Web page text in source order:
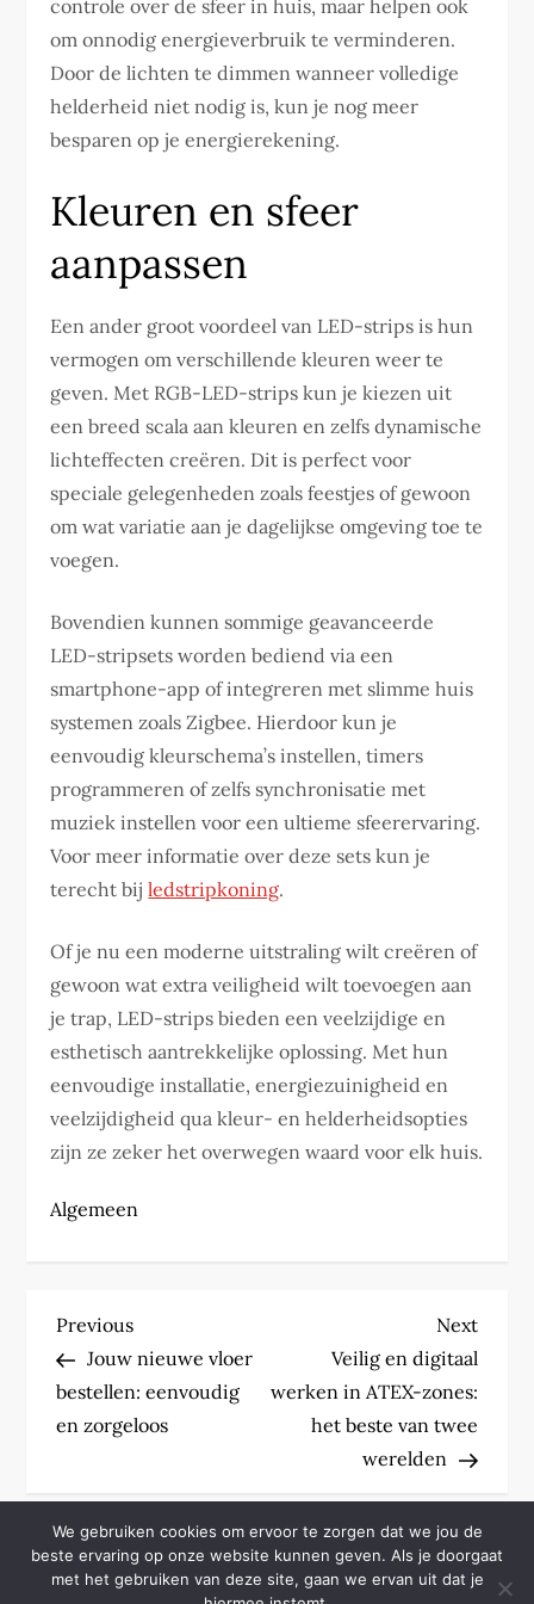
controle over de sfeer in huis, maar helpen ook
om onnodig energieverbruik te verminderen.
Door de lichten te dimmen wanneer volledige
helderheid niet nodig is, kun je nog meer
besparen op je energierekening.
Kleuren en sfeer
aanpassen
Een ander groot voordeel van LED-strips is hun
vermogen om verschillende kleuren weer te
geven. Met RGB-LED-strips kun je kiezen uit
een breed scala aan kleuren en zelfs dynamische
lichteffecten creëren. Dit is perfect voor
speciale gelegenheden zoals feestjes of gewoon
om wat variatie aan je dagelijkse omgeving toe te
voegen.
Bovendien kunnen sommige geavanceerde
LED-stripsets worden bediend via een
smartphone-app of integreren met slimme huis
systemen zoals Zigbee. Hierdoor kun je
eenvoudig kleurschema’s instellen, timers
programmeren of zelfs synchronisatie met
muziek instellen voor een ultieme sfeerervaring.
Voor meer informatie over deze sets kun je
terecht bijledstripkoning.
Of je nu een moderne uitstraling wilt creëren of
gewoon wat extra veiligheid wilt toevoegen aan
je trap, LED-strips bieden een veelzijdige en
esthetisch aantrekkelijke oplossing. Met hun
eenvoudige installatie, energiezuinigheid en
veelzijdigheid qua kleur- en helderheidsopties
zijn ze zeker het overwegen waard voor elk huis.
Algemeen
P
o
s
t
n
Previous
Post
Previous
Jouw nieuwe vloer
bestellen: eenvoudig
en zorgeloos
Next
Post
Next
Veilig en digitaal
werken in ATEX-zones:
het beste van twee
werelden
We gebruiken cookies om ervoor te zorgen dat we jou de
beste ervaring op onze website kunnen geven. Als je doorgaat
met het gebruiken van deze site, gaan we ervan uit dat je